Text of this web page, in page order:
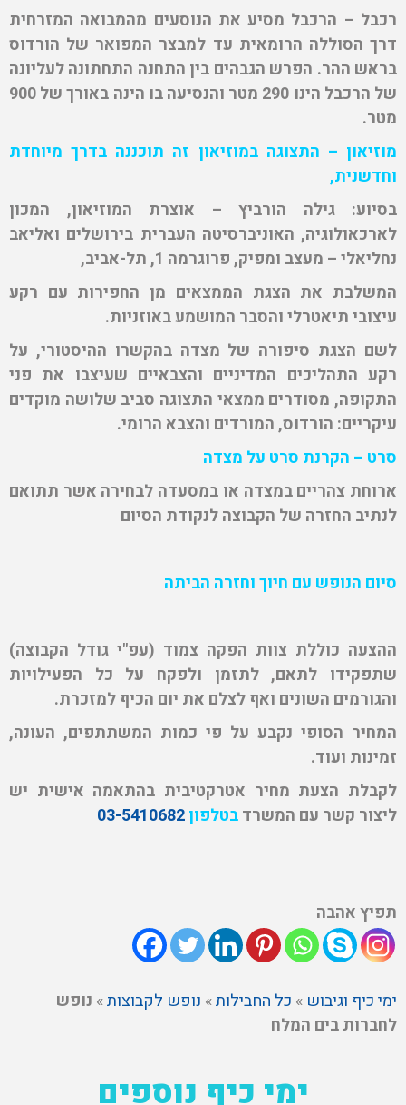
רכבל – הרכבל מסיע את הנוסעים מהמבואה המזרחית
דרך הסוללה הרומאית עד למבצר המפואר של הורדוס
בראש ההר. הפרש הגבהים בין התחנה התחתונה לעליונה
של הרכבל הינו 290 מטר והנסיעה בו הינה באורך של 900
מטר.
מוזיאון – התצוגה במוזיאון זה תוכננה בדרך מיוחדת
וחדשנית,
בסיוע: גילה הורביץ – אוצרת המוזיאון, המכון
לארכאולוגיה, האוניברסיטה העברית בירושלים ואליאב
נחליאלי – מעצב ומפיק, פרוגרמה 1, תל-אביב,
המשלבת את הצגת הממצאים מן החפירות עם רקע
עיצובי תיאטרלי והסבר המושמע באוזניות.
לשם הצגת סיפורה של מצדה בהקשרו ההיסטורי, על
רקע התהליכים המדיניים והצבאיים שעיצבו את פני
התקופה, מסודרים ממצאי התצוגה סביב שלושה מוקדים
עיקריים: הורדוס, המורדים והצבא הרומי.
סרט – הקרנת סרט על מצדה
ארוחת צהריים במצדה או במסעדה לבחירה אשר תתואם
לנתיב החזרה של הקבוצה לנקודת הסיום
סיום הנופש עם חיוך וחזרה הביתה
ההצעה כוללת צוות הפקה צמוד (עפ"י גודל הקבוצה)
שתפקידו לתאם, לתזמן ולפקח על כל הפעילויות
והגורמים השונים ואף לצלם את יום הכיף למזכרת.
המחיר הסופי נקבע על פי כמות המשתתפים, העונה,
זמינות ועוד.
לקבלת הצעת מחיר אטרקטיבית בהתאמה אישית יש
ליצור קשר עם המשרדבטלפון03-5410682
תפיץ אהבה
ימי כיף וגיבוש » כל החבילות» נופש לקבוצות» נופש
לחברות בים המלח
ימי כיף נוספים